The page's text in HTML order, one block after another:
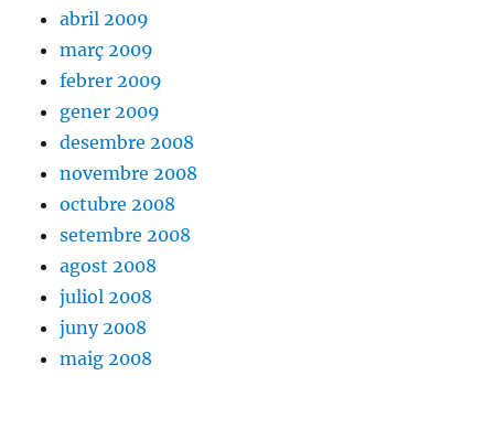
abril 2009
març 2009
febrer 2009
gener 2009
desembre 2008
novembre 2008
octubre 2008
setembre 2008
agost 2008
juliol 2008
juny 2008
maig 2008